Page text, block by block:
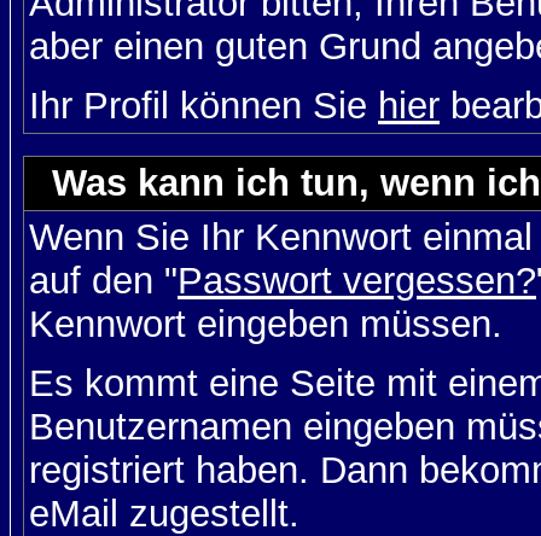
aber einen guten Grund
Ihr Profil können Sie hier
Was kann ich tun, wenn
Wenn Sie Ihr Kennwort
auf den "Passwort vergessen?
Kennwort eingeben müssen.
Es kommt eine Seite mit
Benutzernamen eingeben
registriert haben. Dann
eMail zugestellt.